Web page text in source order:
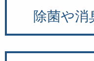
除菌や消